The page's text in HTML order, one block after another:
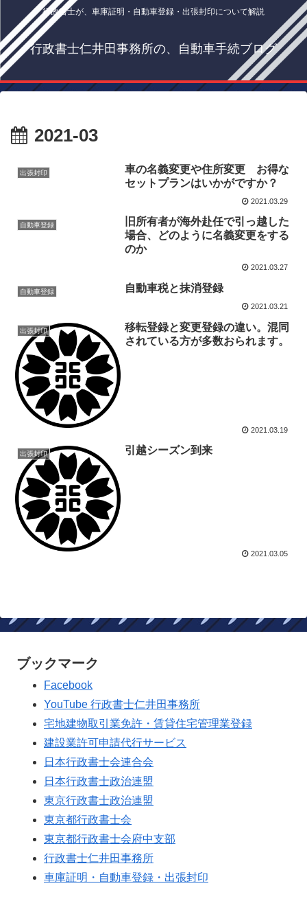
行政書士が、車庫証明・自動車登録・出張封印について解説
行政書士仁井田事務所の、自動車手続ブログ
2021-03
出張封印
車の名義変更や住所変更 お得な
セットプランはいかがですか？
2021.03.29
自動車登録
旧所有者が海外赴任で引っ越した
場合、どのように名義変更をする
のか
2021.03.27
自動車登録 自動車税と抹消登録
2021.03.21
出張封印
移転登録と変更登録の違い。混同
されている方が多数おられます。
2021.03.19
出張封印 引越シーズン到来
2021.03.05
ブックマーク
Facebook
YouTube 行政書士仁井田事務所
宅地建物取引業免許・賃貸住宅管理業登録
建設業許可申請代行サービス
日本行政書士会連合会
日本行政書士政治連盟
東京行政書士政治連盟
東京都行政書士会
東京都行政書士会府中支部
行政書士仁井田事務所
車庫証明・自動車登録・出張封印